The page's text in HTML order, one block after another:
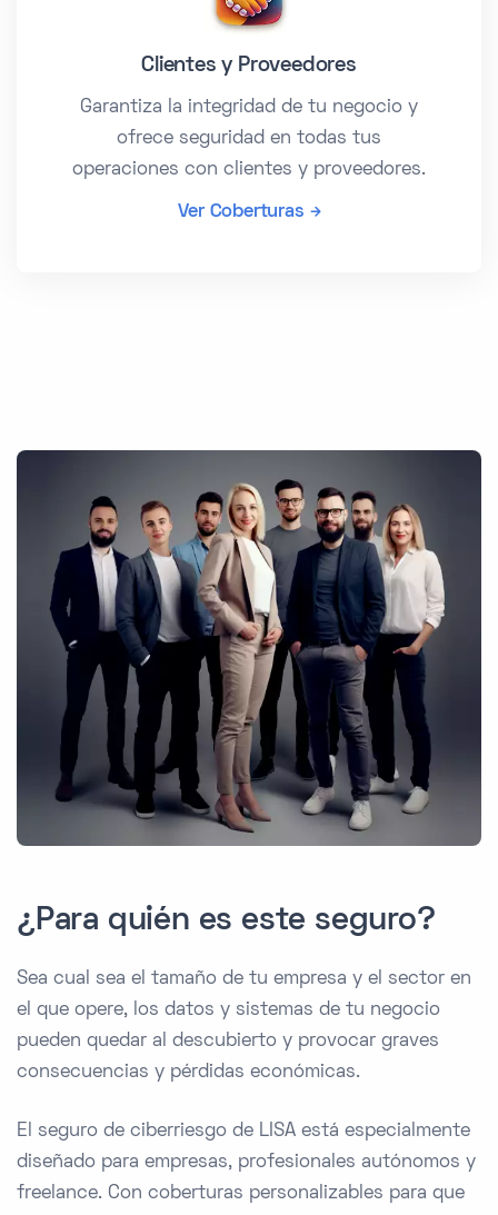
Clientes y Proveedores
Garantiza la integridad de tu negocio y
ofrece seguridad en todas tus
operaciones con clientes y proveedores.
Ver Coberturas
¿Para quién es este seguro?
Sea cual sea el tamaño de tu empresa y el sector en
el que opere, los datos y sistemas de tu negocio
pueden quedar al descubierto y provocar graves
consecuencias y pérdidas económicas.
El seguro de ciberriesgo de LISA está especialmente
diseñado para empresas, profesionales autónomos y
freelance. Con coberturas personalizables para que